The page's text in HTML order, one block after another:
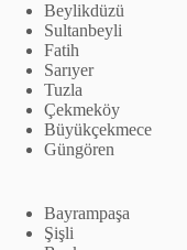
Beylikdüzü
Sultanbeyli
Fatih
Sarıyer
Tuzla
Çekmeköy
Büyükçekmece
Güngören
Bayrampaşa
Şişli